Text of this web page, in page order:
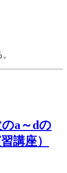
a～dの
講座）